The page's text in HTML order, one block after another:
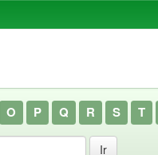
O P Q R S T